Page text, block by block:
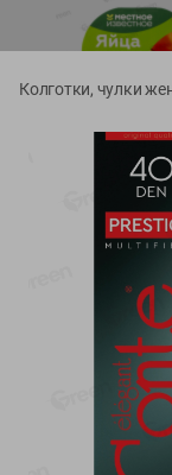
руб./
Яйца перепелиные
копченые
Местное
Показано 1-14 из